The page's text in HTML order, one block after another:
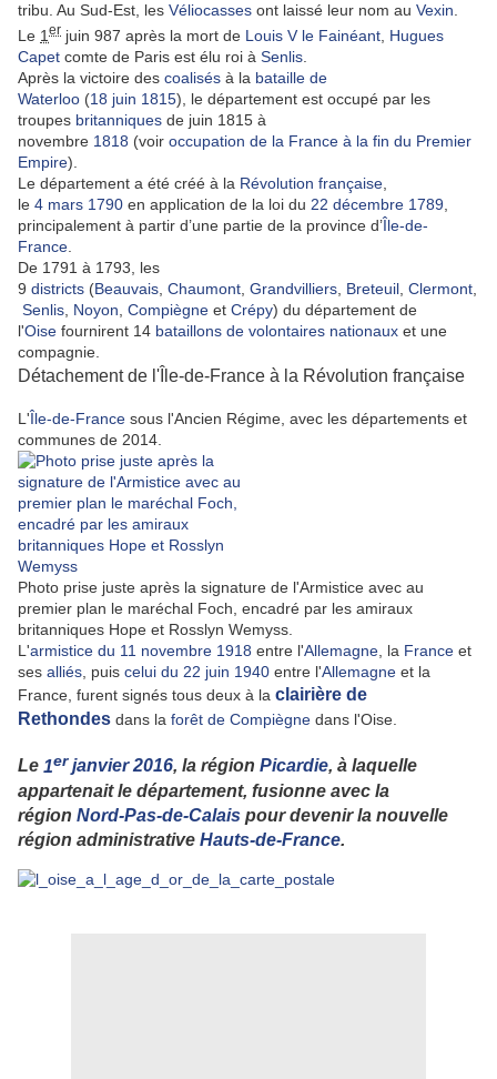
tribu. Au Sud-Est, les Véliocasses ont laissé leur nom au Vexin
Le 1 er juin 987 après la mort de Louis V le Fainéant Hugues
Capet comte de Paris est élu roi à Senlis
Après la victoire des coalisés à la bataille de
Waterloo (18 juin 1815), le département est occupé par les
troupes britanniques de juin 1815 à
novembre 1818 (voir occupation de la France à la fin du Premier
Empire).
Le département a été créé à la Révolution française
le 4 mars 1790 en application de la loi du 22 décembre 1789
principalement à partir d’une partie de la province d’Île-de-
France
De 1791 à 1793, les
9 districts (Beauvais Chaumont Grandvilliers Breteuil Clermont
Senlis Noyon Compiègne et Crépy) du département de
l'Oise fournirent 14 bataillons de volontaires nationaux et une
compagnie.
Détachement de l'Île-de-France à la Révolution française
L'Île-de-France sous l'Ancien Régime, avec les départements et
communes de 2014.
Photo prise juste après la signature de l'Armistice avec au
premier plan le maréchal Foch, encadré par les amiraux
britanniques Hope et Rosslyn Wemyss.
L'armistice du 11 novembre 1918 entre l'Allemagne , la France et
ses alliés , puis celui du 22 juin 1940 entre l'Allemagne et la
France, furent signés tous deux à la clairière de
Rethondes dans la forêt de Compiègne dans l'Oise.
Le 1er janvier 2016, la région Picardie, à laquelle
appartenait le département, fusionne avec la
région Nord-Pas-de-Calais pour devenir la nouvelle
région administrative Hauts-de-France.